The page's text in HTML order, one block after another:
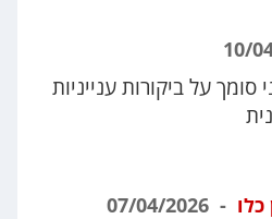
סומך על ביקורות ענייניות